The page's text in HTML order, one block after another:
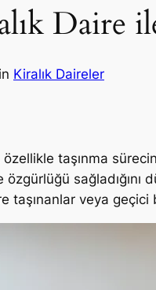
Daire
in Kiralık Daireler
özellikle taşınma
özgürlüğü
taşınanlar veya